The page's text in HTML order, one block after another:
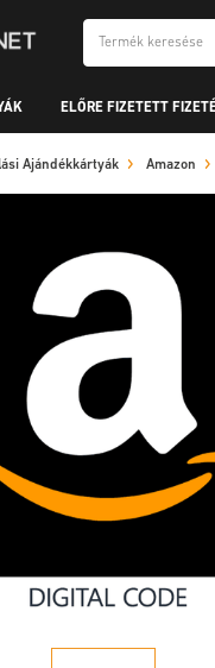
ELŐRE FIZETETT
Ajándékkártyák Amazon